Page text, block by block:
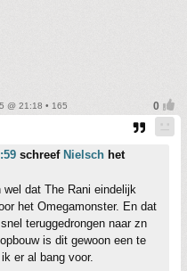
@ 21:18 • 165
schreef Nielsch het
dat The Rani eindelijk
het Omegamonster. En dat
teruggedrongen naar zn
is dit gewoon een te
er al bang voor.